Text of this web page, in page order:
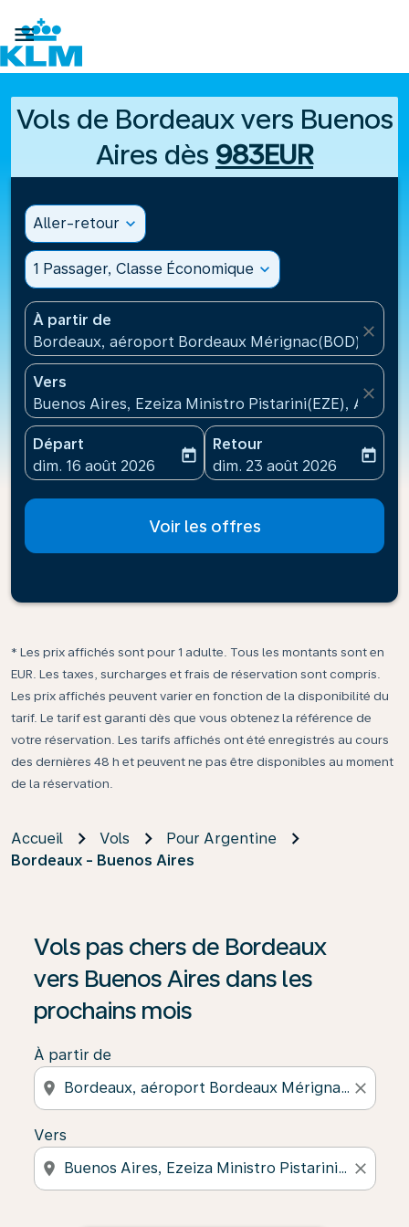

Vols de Bordeaux vers Buenos
Aires dès 983EUR
Aller-retour expand_more
1 Passager, Classe Économique expand_more
À partir de
Bordeaux, aéroport Bordeaux Mérignac(BOD),
close
Vers
Buenos Aires, Ezeiza Ministro Pistarini(EZE),
close
Départ
fc-booking-departure-date-aria-label
dim. 16 août 2026
today
Retour
fc-booking-return-date-
dim. 23 août 2026
today
Voir les offres
* Les prix affichés sont pour 1 adulte. Tous les montants sont en
EUR. Les taxes, surcharges et frais de réservation sont compris.
Les prix affichés peuvent varier en fonction de la disponibilité du
tarif. Le tarif est garanti dès que vous obtenez la référence de
votre réservation. Les tarifs affichés ont été enregistrés au cours
des dernières 48 h et peuvent ne pas être disponibles au moment
de la réservation.
Accueil Vols
Pour Argentine
Bordeaux - Buenos Aires
Vols pas chers de Bordeaux
vers Buenos Aires dans les
prochains mois
À partir de
location_on close
Vers
location_on close